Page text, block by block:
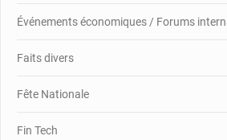
Événements économiques / Forums
Faits divers
Fête Nationale
Fin Tech